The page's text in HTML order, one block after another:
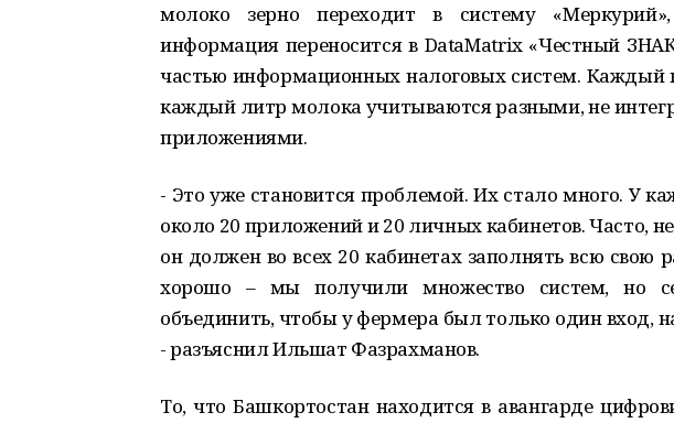
молоко зерно переходит в систему
информация переносится в DataMatrix «Честный
частью информационных налоговых систем. Каждый
каждый литр молока учитываются разными, не
приложениями.
- Это уже становится проблемой. Их стало много. У
около 20 приложений и 20 личных кабинетов. Часто,
он должен во всех 20 кабинетах заполнять всю свою
хорошо – мы получили множество систем, но
объединить, чтобы у фермера был только один вход,
- разъяснил Ильшат Фазрахманов.
То, что Башкортостан находится в авангарде